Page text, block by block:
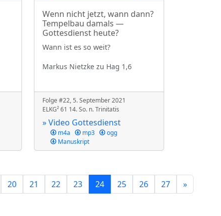
Wenn nicht jetzt, wann dann?
Tempelbau damals —
Gottesdienst heute?
Wann ist es so weit?
Markus Nietzke zu Hag 1,6
Folge #22, 5. September 2021
ELKG² 61 14. So. n. Trinitatis
» Video Gottesdienst
m4a mp3
ogg
Manuskript
20 21 22 23 24 25 26 27 »